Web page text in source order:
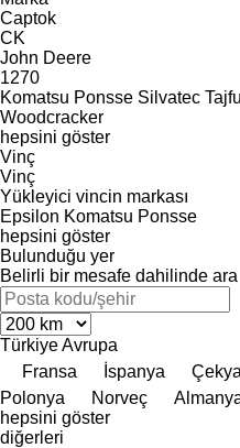
Captok
CK
John Deere
1270
Komatsu Ponsse Silvatec
Woodcracker
hepsini göster
Vinç
Vinç
Yükleyici vincin markası
Epsilon Komatsu Ponsse
hepsini göster
Bulunduğu yer
Belirli bir mesafe dahilinde ara
TürkiyeAvrupa
Fransa
İspanya Çekya
Polonya
Norveç
hepsini göster
diğerleri